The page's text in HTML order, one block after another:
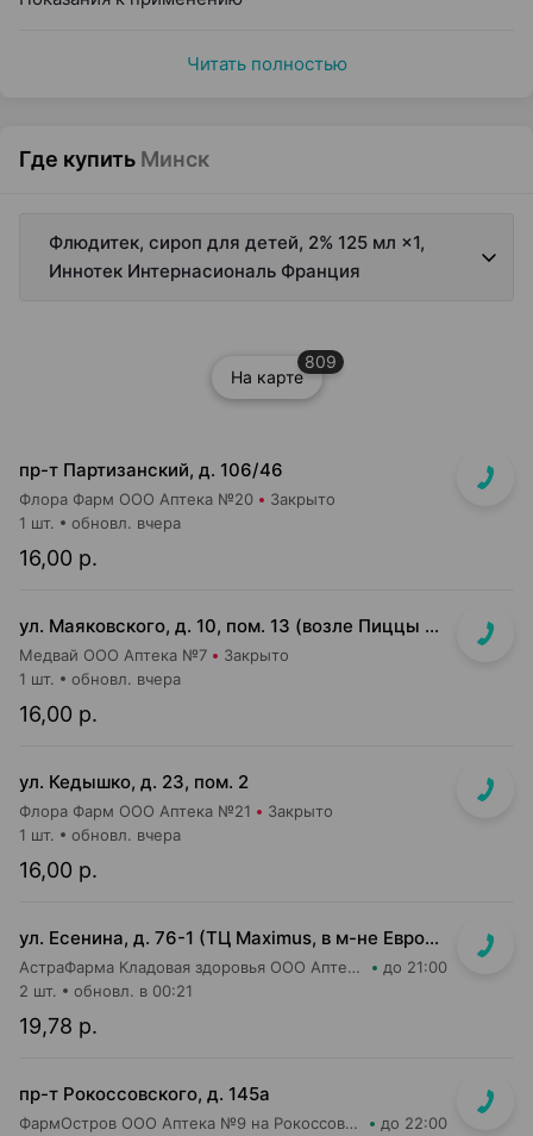
Читать полностью
Где купить Минск
Флюдитек, сироп для детей, 2% 125 мл ×1,
Иннотек Интернасиональ Франция
На карте
809
пр-т Партизанский, д. 106/46
Флора Фарм ООО Аптека №20 Закрыто
16,00 р.
1 шт. обновл. вчера
ул. Маяковского, д. 10, пом. 13 (возле Пиццы Мании)
Медвай ООО Аптека №7 Закрыто
16,00 р.
1 шт. обновл. вчера
ул. Кедышко, д. 23, пом. 2
Флора Фарм ООО Аптека №21 Закрыто
16,00 р.
1 шт. обновл. вчера
ул. Есенина, д. 76-1 (ТЦ Maximus, в м-не Евроопт Super)
АстраФарма Кладовая здоровья ООО Аптека №9 до 21:00
19,78 р.
2 шт. обновл. в 00:21
пр-т Рокоссовского, д. 145а
ФармОстров ООО Аптека №9 на Рокоссовского до 22:00